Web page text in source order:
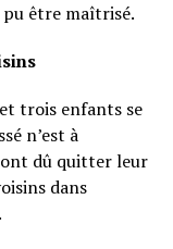
pu être maîtrisé.
trois enfants se
n’est à
ont dû quitter leur
dans